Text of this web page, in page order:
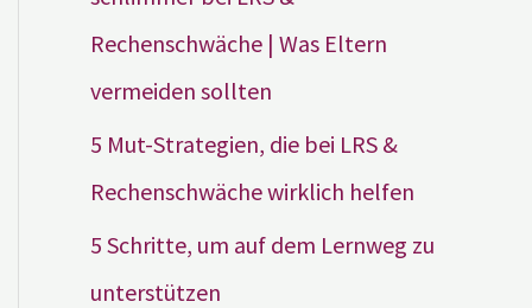
Rechenschwäche | Was Eltern
vermeiden sollten
5 Mut-Strategien, die bei LRS &
Rechenschwäche wirklich helfen
5 Schritte, um auf dem Lernweg zu
unterstützen